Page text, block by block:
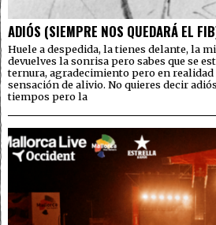
ADIÓS (SIEMPRE NOS QUEDARÁ EL
Huele a despedida, la tienes delante, la
devuelves la sonrisa pero sabes que se
ternura, agradecimiento pero en realidad
sensación de alivio. No quieres decir
tiempos pero la